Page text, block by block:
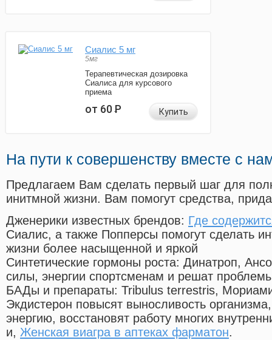
Сиалис 5 мг
5мг
Терапевтическая дозировка
Сиалиса для курсового
приема
от 60Р Купить
На пути к совершенству вместе с
Предлагаем Вам сделать первый шаг для
инитмной жизни. Вам помогут средства,
Дженерики известных брендов: Где
Сиалис, а также Попперсы помогут сделать
жизни более насыщенной и яркой
Синтетические гормоны роста: Динатроп,
силы, энергии спортсменам и решат
БАДы и препараты: Tribulus terrestris,
Экдистерон повысят выносливость
энергию, восстановят работу многих
и, Женская виагра в аптеках фарматон.